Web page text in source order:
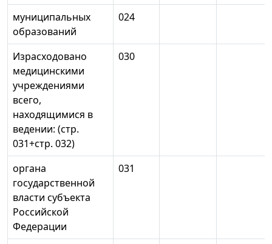
муниципальных
образований
024
Израсходовано
медицинскими
учреждениями
всего,
находящимися в
ведении: (стр.
031+стр. 032)
030
органа
государственной
власти субъекта
Российской
Федерации
031